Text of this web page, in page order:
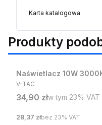
Karta katalogowa
Produkty
Naświetlacz 10W
PRODUCENT
V-TAC
Cena brutto
34,90 złw tym %s VAT
w tym 23% VAT
Cena netto
28,37 złbez 23% VAT